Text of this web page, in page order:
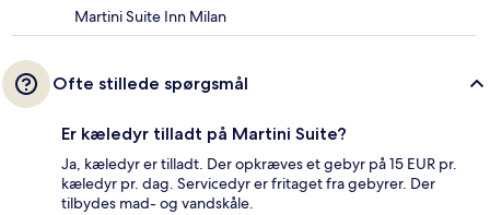
Martini Suite Inn Milan
Ofte stillede spørgsmål
Er kæledyr tilladt på Martini Suite?
Ja, kæledyr er tilladt. Der opkræves et gebyr på 15 EUR pr.
kæledyr pr. dag. Servicedyr er fritaget fra gebyrer. Der
tilbydes mad- og vandskåle.